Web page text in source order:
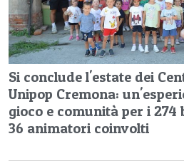
Si conclude l'estate dei
Unipop Cremona:
gioco e comunità per i
36 animatori coinvolti